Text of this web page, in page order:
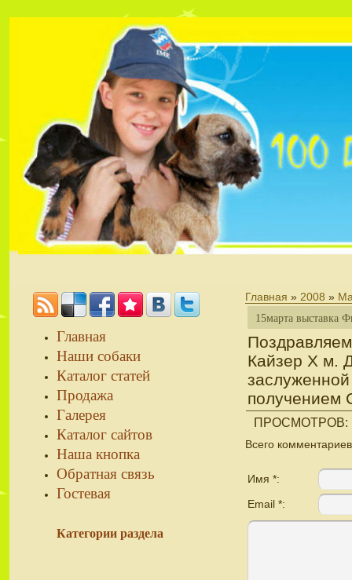
Главная » 2008 »
15марта выставка
Кайзер Х м.
получением
ПРОСМОТРОВ:
Всего комментариев
Имя *:
Email *:
Главная
Наши собаки
Каталог статей
Продажа
Галерея
Каталог сайтов
Наша кнопка
Обратная связь
Гостевая
Категории раздела